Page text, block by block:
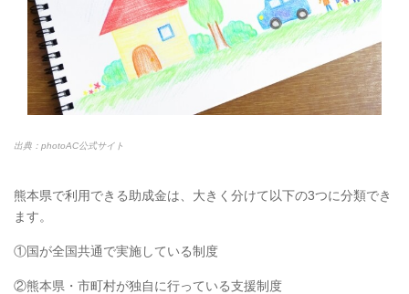
出典：photoAC公式サイト
熊本県で利用できる助成金は、大きく分けて以下の3つに分類でき
ます。
①国が全国共通で実施している制度
②熊本県・市町村が独自に行っている支援制度